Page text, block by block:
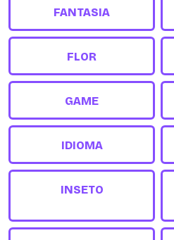
FANTASIA
FLOR
GAME
IDIOMA
INSETO